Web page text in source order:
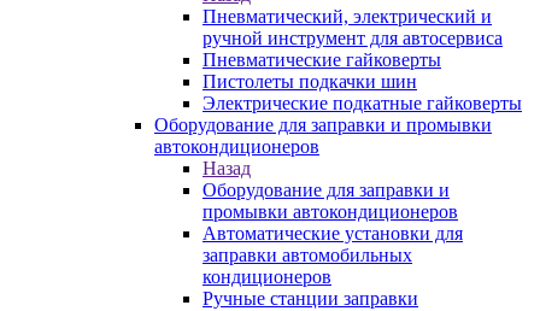
Пневматический, электрический и
ручной инструмент для автосервиса
Пневматические гайковерты
Пистолеты подкачки шин
Электрические подкатные гайковерты
Оборудование для заправки и промывки
автокондиционеров
Назад
Оборудование для заправки и
промывки автокондиционеров
Автоматические установки для
заправки автомобильных
кондиционеров
Ручные станции заправки